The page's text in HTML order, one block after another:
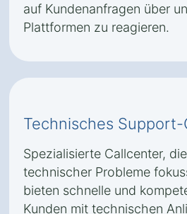
auf Kundenanfragen über
Plattformen zu reagieren.
Technisches
Spezialisierte Callcenter,
technischer Probleme
bieten schnelle und
Kunden mit technischen